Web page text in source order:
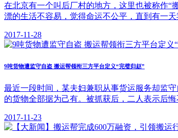
在北京有一个叫后厂村的地方，这里也被称作“
漂的生活不容易，觉得命运不公平，直到有一
2017-11-28
9吨货物遭监守自盗 搬运帮领衔三方平台定义“完璧归赵”
最近一段时间，某夫妇兼职从事货运服务却监
的货物全部据为己有。被抓获后，二人表示后
2017-11-23